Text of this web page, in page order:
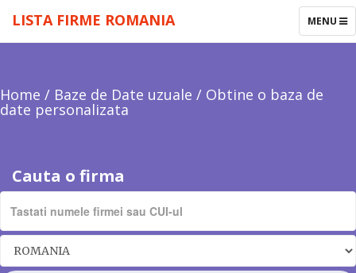
TOGGLE
MENU
LISTA FIRME ROMANIA
Home / Baze de Date uzuale / Obtine o baza de
date personalizata
Cauta o firma